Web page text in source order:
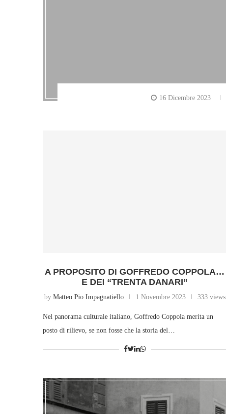
16 Dicembre 2023
A PROPOSITO DI GOFFREDO COPPOLA…
E DEI “TRENTA DANARI”
by Matteo Pio Impagnatiello 1 Novembre 2023 333 views
Nel panorama culturale italiano, Goffredo Coppola merita un
posto di rilievo, se non fosse che la storia del…